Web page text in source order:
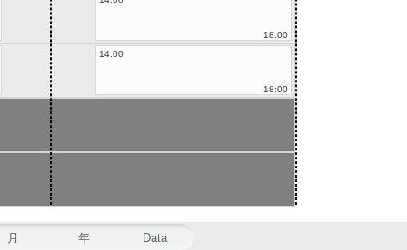
月 年 Data
18:00
14:00
18:00